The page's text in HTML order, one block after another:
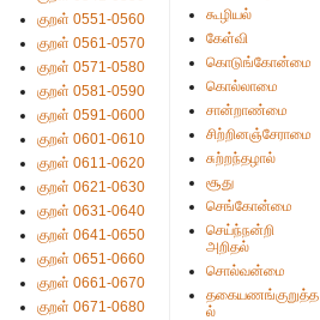
குறள் 0551-0560
குறள் 0561-0570
குறள் 0571-0580
குறள் 0581-0590
குறள் 0591-0600
குறள் 0601-0610
குறள் 0611-0620
குறள் 0621-0630
குறள் 0631-0640
குறள் 0641-0650
குறள் 0651-0660
குறள் 0661-0670
குறள் 0671-0680
கூழியல்
கேள்வி
கொடுங்கோன்மை
கொல்லாமை
சான்றாண்மை
சிற்றினஞ்சேராமை
சுற்றந்தழால்
சூது
செங்கோன்மை
செய்ந்நன்றி
அறிதல்
சொல்வன்மை
தகையணங்குறுத்த
ல்